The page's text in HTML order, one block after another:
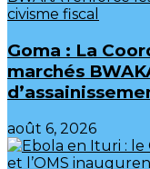
Goma : La
marchés
août 6, 2026